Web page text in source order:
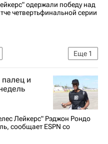
одержали победу над
четвертьфинальной серии
Еще 1
и
Лейкерс" Рэджон Рондо
сообщает ESPN со